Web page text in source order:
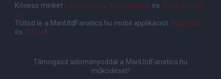
Kövess minket Facebookon, Instagramon és YouTube-on
is!
Töltsd le a ManUtdFanatics.hu mobil applikációt Androidra
és iOS-re!
Támogasd adományoddal a ManUtdFanatics.hu
működését!